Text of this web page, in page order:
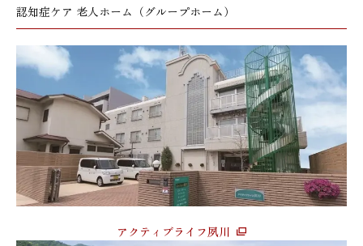
認知症ケア 老人ホーム（グループホーム）
アクティブライフ夙川